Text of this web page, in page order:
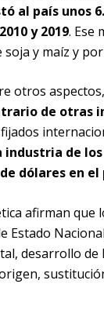
al país unos
y 2019. Ese
y maíz y
otros
de otras
industria de
dólares en el
afirman
Estado
desarrollo